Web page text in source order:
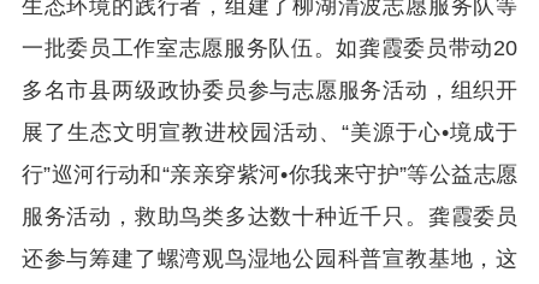
生态环境的践行者，组建了柳湖清波志愿服务队等
一批委员工作室志愿服务队伍。如龚霞委员带动20
多名市县两级政协委员参与志愿服务活动，组织开
展了生态文明宣教进校园活动、“美源于心•境成于
行”巡河行动和“亲亲穿紫河•你我来守护”等公益志愿
服务活动，救助鸟类多达数十种近千只。龚霞委员
还参与筹建了螺湾观鸟湿地公园科普宣教基地，这